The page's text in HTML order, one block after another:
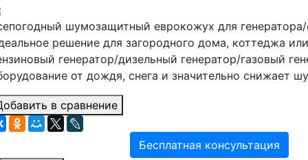
шумозащитный еврокожух для
решение для загородного дома, коттеджа
генератор/дизельный генератор/газовый
от дождя, снега и значительно снижает
в сравнение
Бесплатная консультация